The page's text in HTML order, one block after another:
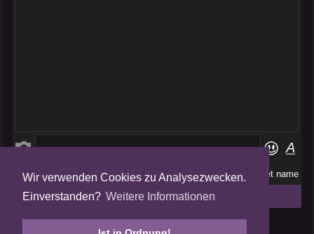
Wir verwenden Cookies zu Analysezwecken.
Einverstanden? Weitere Informationen
Folge uns auf
Tweets by AmalgamFansubs